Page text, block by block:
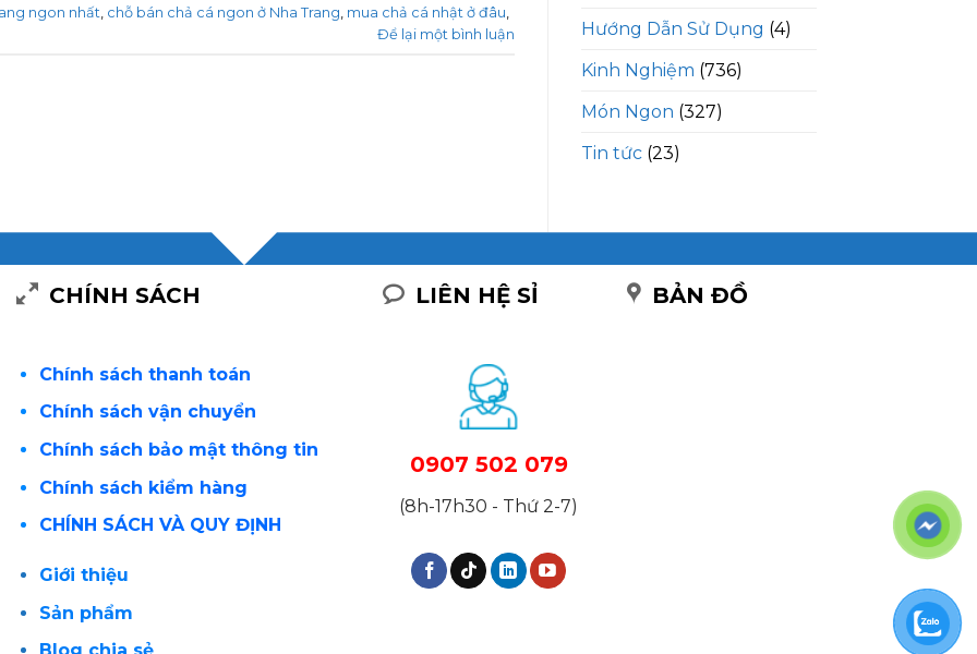
ngon nhất chỗ bán chả cá ngon ở Nha Trang mua chả cá nhật ở đâu
Để lại một bình luận
Hướng Dẫn Sử Dụng (4)
Kinh Nghiệm (736)
Món Ngon (327)
Tin tức(23)
CHÍNH SÁCH
Chính sách thanh toán
Chính sách vận chuyển
Chính sách bảo mật thông tin
Chính sách kiểm hàng
CHÍNH SÁCH VÀ QUY ĐỊNH
Giới thiệu
Sản phẩm
LIÊN HỆ SỈ
0907 502 079
(8h-17h30 - Thứ 2-7)
BẢN ĐỒ